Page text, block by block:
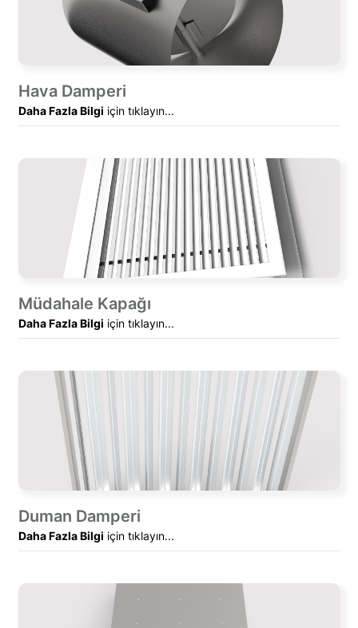
Hava Damperi
Daha Fazla Bilgi için tıklayın...
Müdahale Kapağı
Daha Fazla Bilgi için tıklayın...
Duman Damperi
Daha Fazla Bilgi için tıklayın...